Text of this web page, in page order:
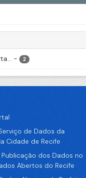
- 2
de Dados da
Cidade de Recife
dos Dados no
Abertos do Recife